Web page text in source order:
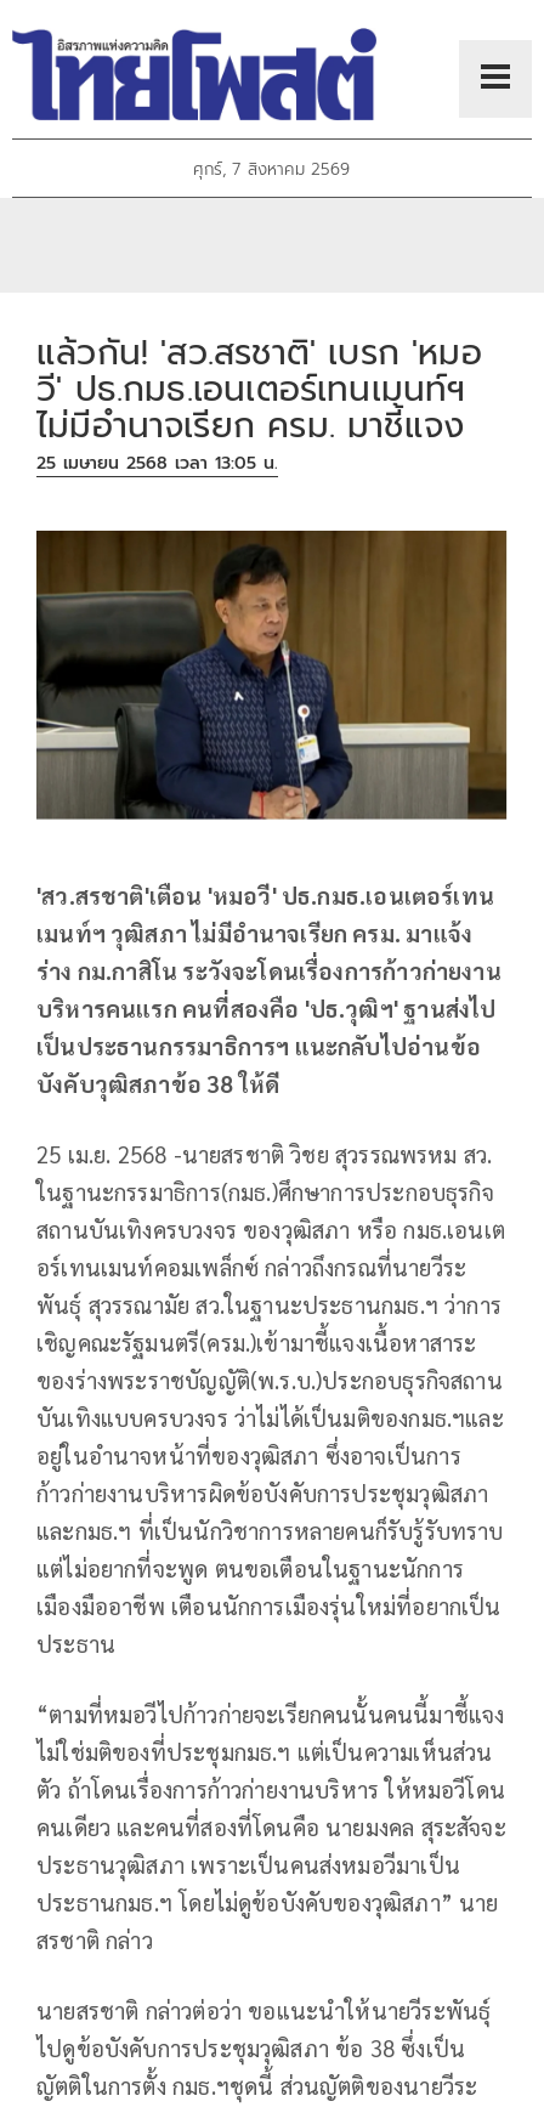
ศุกร์, 7 สิงหาคม 2569
แล้วกัน! 'สว.สรชาติ' เบรก 'หมอ
วี' ปธ.กมธ.เอนเตอร์เทนเมนท์ฯ
ไม่มีอำนาจเรียก ครม. มาชี้แจง
25 เมษายน 2568 เวลา 13:05 น.
'สว.สรชาติ'เตือน 'หมอวี' ปธ.กมธ.เอนเตอร์เทน
เมนท์ฯ วุฒิสภา ไม่มีอำนาจเรียก ครม. มาแจ้ง
ร่าง กม.กาสิโน ระวังจะโดนเรื่องการก้าวก่ายงาน
บริหารคนแรก คนที่สองคือ 'ปธ.วุฒิฯ' ฐานส่งไป
เป็นประธานกรรมาธิการฯ แนะกลับไปอ่านข้อ
บังคับวุฒิสภาข้อ 38 ให้ดี
25 เม.ย. 2568 -นายสรชาติ วิชย สุวรรณพรหม สว.
ในฐานะกรรมาธิการ(กมธ.)ศึกษาการประกอบธุรกิจ
สถานบันเทิงครบวงจร ของวุฒิสภา หรือ กมธ.เอนเต
อร์เทนเมนท์คอมเพล็กซ์ กล่าวถึงกรณที่นายวีระ
พันธุ์ สุวรรณามัย สว.ในฐานะประธานกมธ.ฯ ว่าการ
เชิญคณะรัฐมนตรี(ครม.)เข้ามาชี้แจงเนื้อหาสาระ
ของร่างพระราชบัญญัติ(พ.ร.บ.)ประกอบธุรกิจสถาน
บันเทิงแบบครบวงจร ว่าไม่ได้เป็นมติของกมธ.ฯและ
อยู่ในอำนาจหน้าที่ของวุฒิสภา ซึ่งอาจเป็นการ
ก้าวก่ายงานบริหารผิดข้อบังคับการประชุมวุฒิสภา
และกมธ.ฯ ที่เป็นนักวิชาการหลายคนก็รับรู้รับทราบ
แต่ไม่อยากที่จะพูด ตนขอเตือนในฐานะนักการ
เมืองมืออาชีพ เตือนนักการเมืองรุ่นใหม่ที่อยากเป็น
ประธาน
“ตามที่หมอวีไปก้าวก่ายจะเรียกคนนั้นคนนี้มาชี้แจง
ไม่ใช่มติของที่ประชุมกมธ.ฯ แต่เป็นความเห็นส่วน
ตัว ถ้าโดนเรื่องการก้าวก่ายงานบริหาร ให้หมอวีโดน
คนเดียว และคนที่สองที่โดนคือ นายมงคล สุระสัจจะ
ประธานวุฒิสภา เพราะเป็นคนส่งหมอวีมาเป็น
ประธานกมธ.ฯ โดยไม่ดูข้อบังคับของวุฒิสภา” นาย
สรชาติ กล่าว
นายสรชาติ กล่าวต่อว่า ขอแนะนำให้นายวีระพันธุ์
ไปดูข้อบังคับการประชุมวุฒิสภา ข้อ 38 ซึ่งเป็น
ญัตติในการตั้ง กมธ.ฯชุดนี้ ส่วนญัตติของนายวีระ